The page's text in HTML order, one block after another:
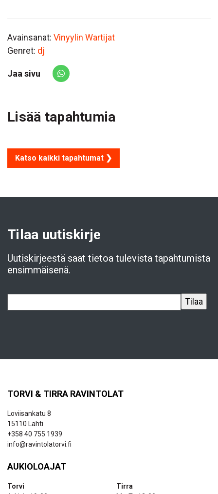
Avainsanat: Vinyylin Wartijat
Genret: dj
Jaa sivu
Share via Whatsapp
Lisää tapahtumia
Katso kaikki tapahtumat ❯
Tilaa uutiskirje
Uutiskirjeestä saat tietoa tulevista tapahtumista
ensimmäisenä.
TORVI & TIRRA RAVINTOLAT
Loviisankatu 8
15110 Lahti
+358 40 755 1939
info@ravintolatorvi.fi
AUKIOLOAJAT
Torvi
Tirra